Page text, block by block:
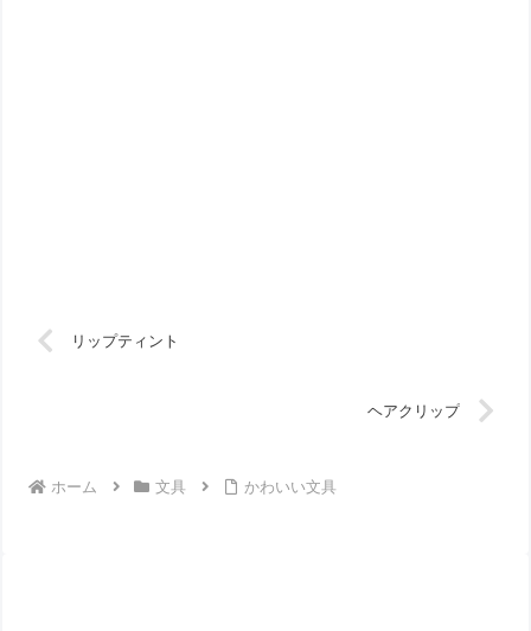
リップティント
ヘアクリップ
ホーム 文具 かわいい文具